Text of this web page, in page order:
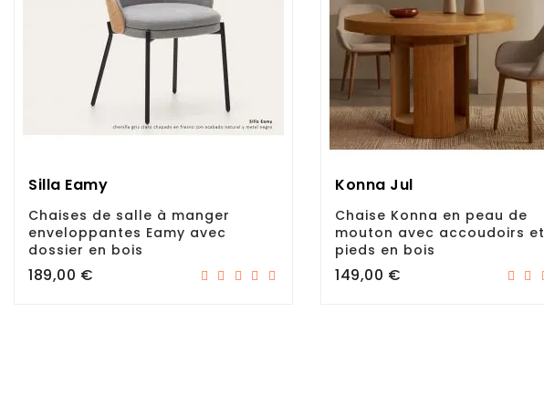
Silla Eamy
Chaises de salle à manger
enveloppantes Eamy avec
dossier en bois
Prix
189,00 €
Konna Jul
Chaise Konna en peau de
mouton avec accoudoirs et
pieds en bois
Prix
149,00 €